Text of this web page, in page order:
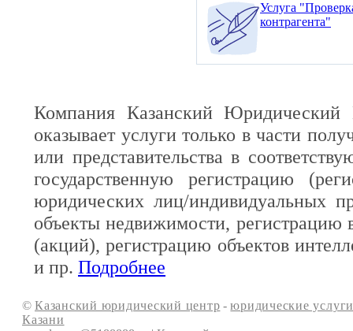
Услуга
контрагента"
Компания Казанский Юридический
оказывает услуги только в части
или представительства в
государственную регистрацию
юридических лиц/индивидуальных
объекты недвижимости, регистрацию
(акций), регистрацию объектов
и пр. Подробнее
© Казанский юридический центр -юридические
Казани